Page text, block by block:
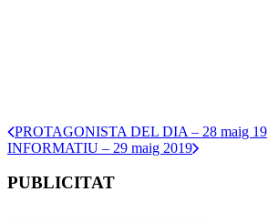
PROTAGONISTA DEL DIA – 28 maig 19
INFORMATIU – 29 maig 2019
PUBLICITAT